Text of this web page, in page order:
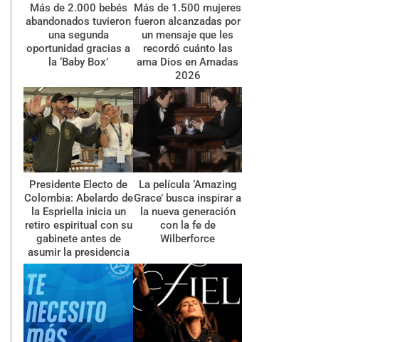
Más de 2.000 bebés
abandonados tuvieron
una segunda
oportunidad gracias a
la ‘Baby Box’
Más de 1.500 mujeres
fueron alcanzadas por
un mensaje que les
recordó cuánto las
ama Dios en Amadas
2026
Presidente Electo de
Colombia: Abelardo de
la Espriella inicia un
retiro espiritual con su
gabinete antes de
asumir la presidencia
La película ‘Amazing
Grace’ busca inspirar a
la nueva generación
con la fe de
Wilberforce